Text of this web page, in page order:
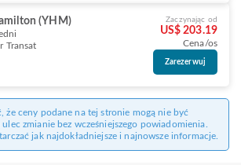
(YHM)
Transat
Zaczynając od
US$ 203.19
Cena/os
Zarezerwuj
że ceny podane na tej stronie mogą nie być
zmianie bez wcześniejszego powiadomienia.
jak najdokładniejsze i najnowsze informacje.